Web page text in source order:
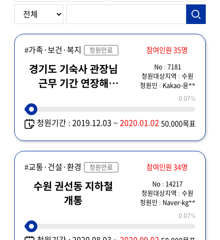
#가족·보건·복지 청원만료 참여인원 35명
경기도 기숙사 관장님
근무 기간 연장해
No : 7181
청원대상지역 : 수원
청원인 : Kakao-윤**
0.07%
청원기간 : 2019.12.03 ~2020.01.02 50,000목표
#교통·건설·환경 청원만료 참여인원 34명
수원 권선동 지하철
개통
No : 14217
청원대상지역 : 수원
청원인 : Naver-kg**
0.07%